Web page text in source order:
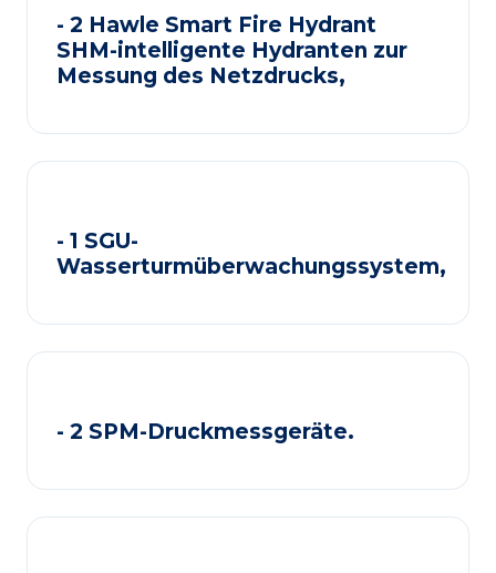
- 2 Hawle Smart Fire Hydrant
SHM-intelligente Hydranten zur
Messung des Netzdrucks,
- 1 SGU-
Wasserturmüberwachungssystem,
- 2 SPM-Druckmessgeräte.